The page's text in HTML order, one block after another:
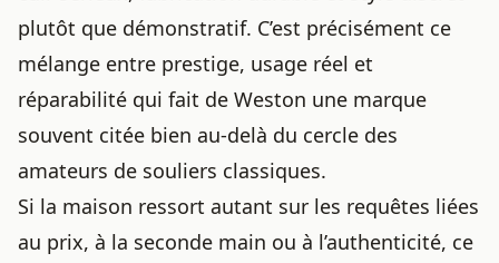
plutôt que démonstratif. C’est précisément ce
mélange entre prestige, usage réel et
réparabilité qui fait de Weston une marque
souvent citée bien au-delà du cercle des
amateurs de souliers classiques.
Si la maison ressort autant sur les requêtes liées
au prix, à la seconde main ou à l’authenticité, ce